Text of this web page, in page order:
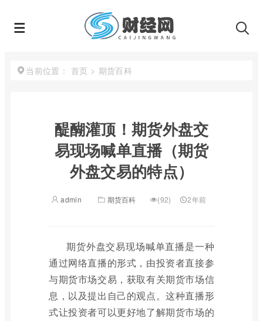
当前位置： 首页 > 期货百科
醍醐灌顶！期货外盘交
易现场喊单直播（期货
外盘交易的特点）
admin 期货百科 (92) 2年前
期货外盘交易现场喊单直播是一种
通过网络直播的形式，由投资者直接参
与期货市场交易，获取有关期货市场信
息，以及提出自己的观点。这种直播形
式让投资者可以更好地了解期货市场的